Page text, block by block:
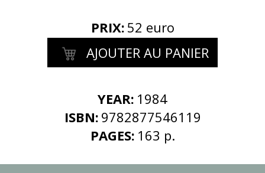
PRIX: 52 euro
AJOUTER AU PANIER
YEAR: 1984
ISBN: 9782877546119
PAGES: 163 p.